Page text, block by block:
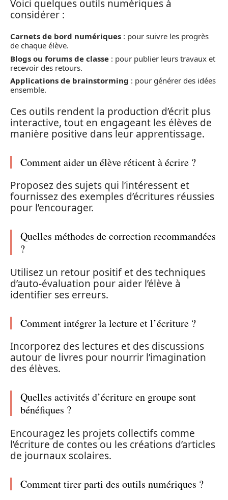
Voici quelques outils numériques à
considérer :
Carnets de bord numériques : pour suivre les progrès
de chaque élève.
Blogs ou forums de classe : pour publier leurs travaux et
recevoir des retours.
Applications de brainstorming : pour générer des idées
ensemble.
Ces outils rendent la production d’écrit plus
interactive, tout en engageant les élèves de
manière positive dans leur apprentissage.
Comment aider un élève réticent à écrire ?
Proposez des sujets qui l’intéressent et
fournissez des exemples d’écritures réussies
pour l’encourager.
Quelles méthodes de correction recommandées
?
Utilisez un retour positif et des techniques
d’auto-évaluation pour aider l’élève à
identifier ses erreurs.
Comment intégrer la lecture et l’écriture ?
Incorporez des lectures et des discussions
autour de livres pour nourrir l’imagination
des élèves.
Quelles activités d’écriture en groupe sont
bénéfiques ?
Encouragez les projets collectifs comme
l’écriture de contes ou les créations d’articles
de journaux scolaires.
Comment tirer parti des outils numériques ?